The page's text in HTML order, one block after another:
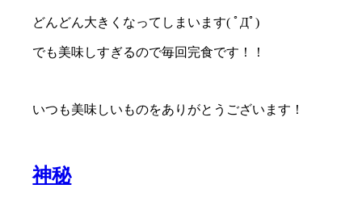
どんどん大きくなってしまいます( ﾟДﾟ)
でも美味しすぎるので毎回完食です！！
いつも美味しいものをありがとうございます！
神秘